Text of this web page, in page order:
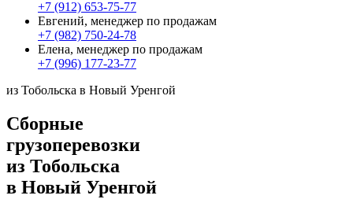
+7 (912) 653-75-77
Евгений, менеджер по продажам
+7 (982) 750-24-78
Елена, менеджер по продажам
+7 (996) 177-23-77
из Тобольска в Новый Уренгой
Сборные
грузоперевозки
из Тобольска
в Новый Уренгой